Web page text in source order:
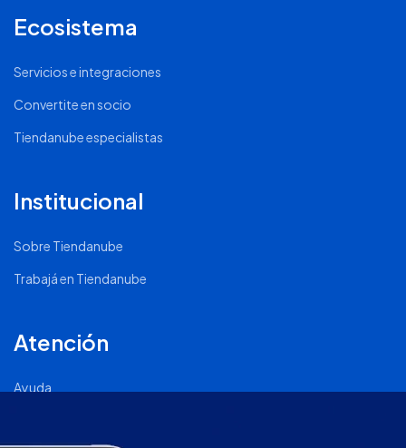
Ecosistema
Servicios e integraciones
Convertite en socio
Tiendanube especialistas
Institucional
Sobre Tiendanube
Trabajá en Tiendanube
Atención
Ayuda